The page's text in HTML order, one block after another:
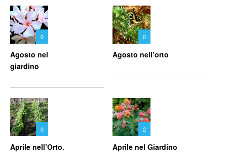
0
Agosto nel
giardino
0
Agosto nell’orto
0
Aprile nell’Orto.
2
Aprile nel Giardino